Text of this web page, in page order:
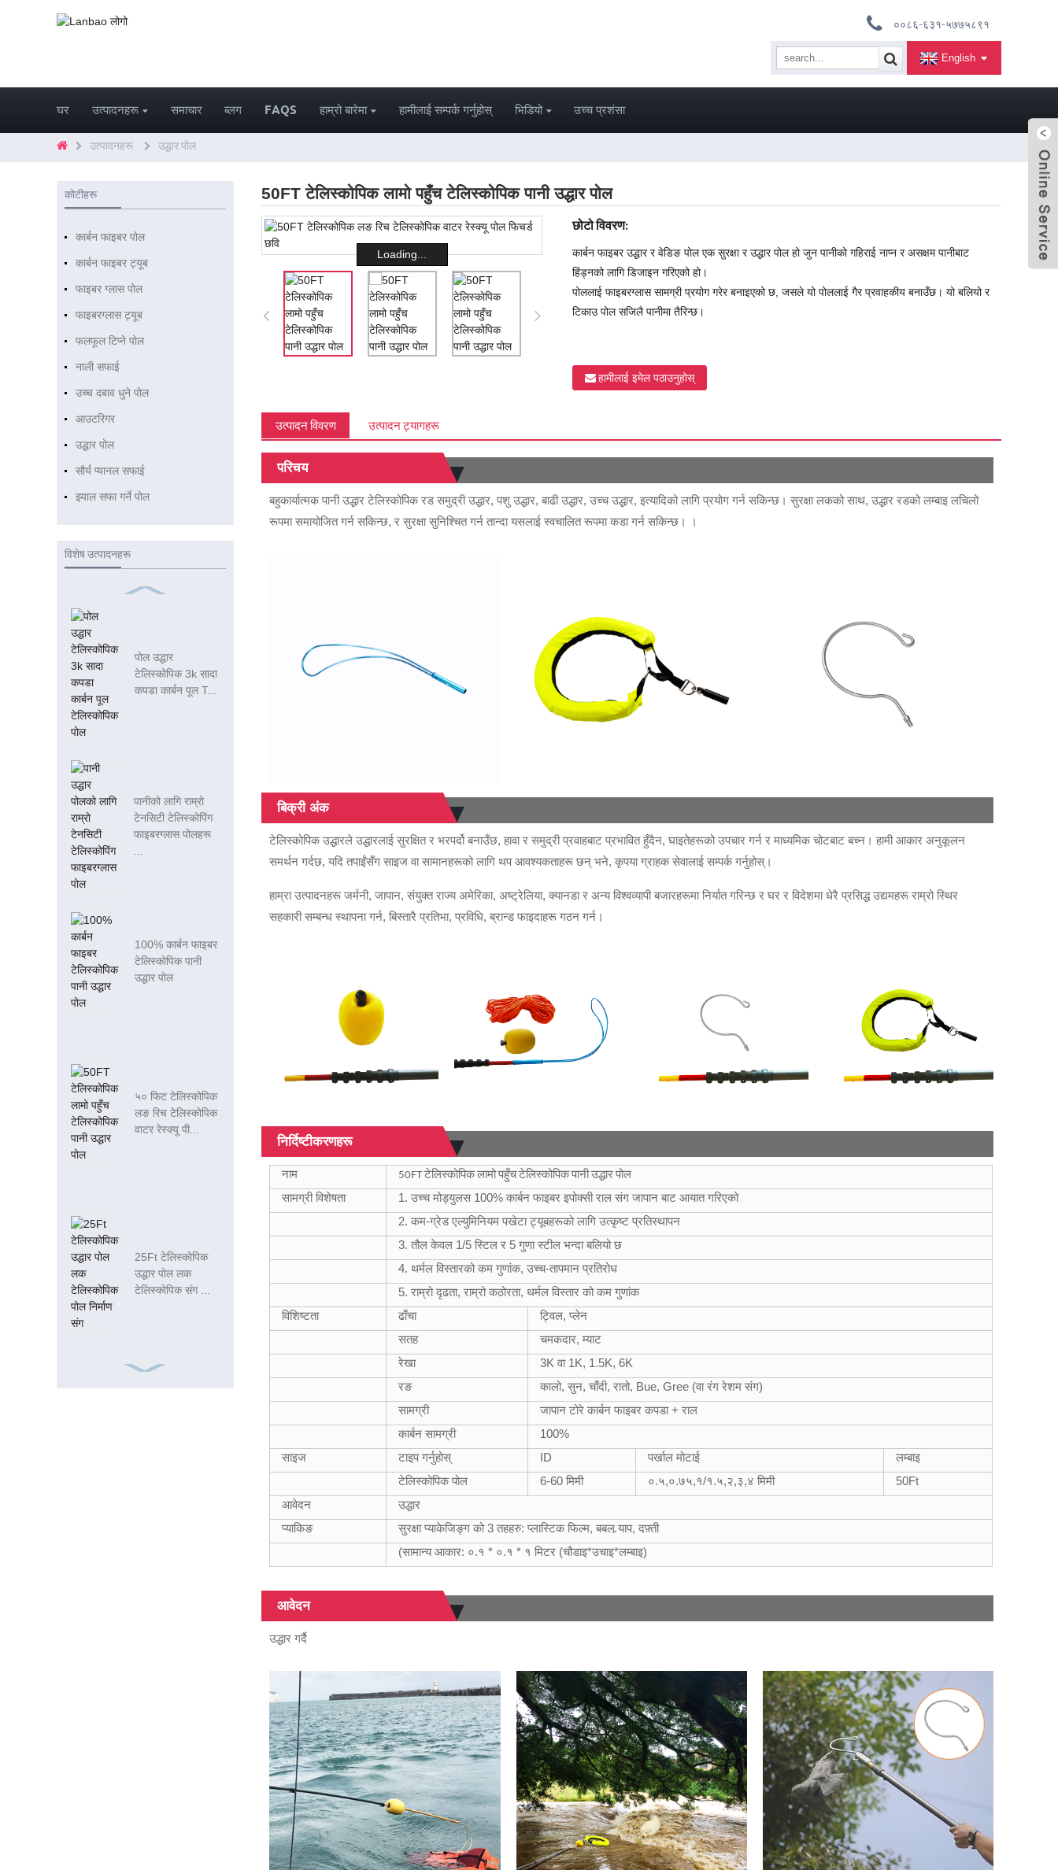
००८६-६३१-५७७५८९१
English
घर उत्पादनहरू समाचार ब्लग FAQS हाम्रो बारेमा हामीलाई सम्पर्क गर्नुहोस् भिडियो उच्च प्रशंसा
उत्पादनहरू उद्धार पोल
कोटीहरू
कार्बन फाइबर पोल
कार्बन फाइबर ट्यूब
फाइबर ग्लास पोल
फाइबरग्लास ट्यूब
फलफूल टिप्ने पोल
नाली सफाई
उच्च दबाव धुने पोल
आउटरिगर
उद्धार पोल
सौर्य प्यानल सफाई
झ्याल सफा गर्ने पोल
विशेष उत्पादनहरू
पोल उद्धार
टेलिस्कोपिक 3k सादा
कपडा कार्बन पूल T...
पानीको लागि राम्रो
टेनसिटी टेलिस्कोपिंग
फाइबरग्लास पोलहरू
...
100% कार्बन फाइबर
टेलिस्कोपिक पानी
उद्धार पोल
५० फिट टेलिस्कोपिक
लङ रिच टेलिस्कोपिक
वाटर रेस्क्यू पी...
25Ft टेलिस्कोपिक
उद्धार पोल लक
टेलिस्कोपिक संग ...
50FT टेलिस्कोपिक लामो पहुँच टेलिस्कोपिक पानी उद्धार पोल
Loading...
छोटो विवरण:
कार्बन फाइबर उद्धार र वेडिङ पोल एक सुरक्षा र उद्धार पोल हो जुन पानीको गहिराई नाप्न र असक्षम पानीबाट
हिंड्नको लागि डिजाइन गरिएको हो।
पोललाई फाइबरग्लास सामग्री प्रयोग गरेर बनाइएको छ, जसले यो पोललाई गैर प्रवाहकीय बनाउँछ। यो बलियो र
टिकाउ पोल सजिलै पानीमा तैरिन्छ।
हामीलाई इमेल पठाउनुहोस्
उत्पादन विवरण उत्पादन ट्यागहरू
परिचय
बहुकार्यात्मक पानी उद्धार टेलिस्कोपिक रड समुद्री उद्धार, पशु उद्धार, बाढी उद्धार, उच्च उद्धार, इत्यादिको लागि प्रयोग गर्न सकिन्छ। सुरक्षा लकको साथ, उद्धार रडको लम्बाइ लचिलो
रूपमा समायोजित गर्न सकिन्छ, र सुरक्षा सुनिश्चित गर्न तान्दा यसलाई स्वचालित रूपमा कडा गर्न सकिन्छ। ।
बिक्री अंक
टेलिस्कोपिक उद्धारले उद्धारलाई सुरक्षित र भरपर्दो बनाउँछ, हावा र समुद्री प्रवाहबाट प्रभावित हुँदैन, घाइतेहरूको उपचार गर्न र माध्यमिक चोटबाट बच्न। हामी आकार अनुकूलन
समर्थन गर्दछ, यदि तपाईंसँग साइज वा सामानहरूको लागि थप आवश्यकताहरू छन् भने, कृपया ग्राहक सेवालाई सम्पर्क गर्नुहोस्।
हाम्रा उत्पादनहरू जर्मनी, जापान, संयुक्त राज्य अमेरिका, अष्ट्रेलिया, क्यानडा र अन्य विश्वव्यापी बजारहरूमा निर्यात गरिन्छ र घर र विदेशमा धेरै प्रसिद्ध उद्यमहरू राम्रो स्थिर
सहकारी सम्बन्ध स्थापना गर्न, बिस्तारै प्रतिभा, प्रविधि, ब्रान्ड फाइदाहरू गठन गर्न।
निर्दिष्टीकरणहरू
नाम 50FT टेलिस्कोपिक लामो पहुँच टेलिस्कोपिक पानी उद्धार पोल
सामग्री विशेषता
1. उच्च मोड्युलस 100% कार्बन फाइबर इपोक्सी राल संग जापान बाट आयात गरिएको
2. कम-ग्रेड एल्युमिनियम पखेटा ट्यूबहरूको लागि उत्कृष्ट प्रतिस्थापन
3. तौल केवल 1/5 स्टिल र 5 गुणा स्टील भन्दा बलियो छ
4. थर्मल विस्तारको कम गुणांक, उच्च-तापमान प्रतिरोध
5. राम्रो दृढता, राम्रो कठोरता, थर्मल विस्तार को कम गुणांक
विशिष्टता
ढाँचा
ट्विल, प्लेन
सतह
चमकदार, म्याट
रेखा
3K वा 1K, 1.5K, 6K
रङ
कालो, सुन, चाँदी, रातो, Bue, Gree (वा रंग रेशम संग)
सामग्री
जापान टोरे कार्बन फाइबर कपडा + राल
कार्बन सामग्री
100%
साइज
टाइप गर्नुहोस् ID पर्खाल मोटाई
लम्बाइ
टेलिस्कोपिक पोल
6-60 मिमी ०.५,०.७५,१/१.५,२,३,४ मिमी 50Ft
आवेदन
उद्धार
प्याकिङ
सुरक्षा प्याकेजिङ्ग को 3 तहहरु: प्लास्टिक फिल्म, बबल र्‍याप, दफ़्ती
(सामान्य आकार: ०.१ * ०.१ * १ मिटर (चौडाइ*उचाइ*लम्बाइ)
आवेदन
उद्धार गर्दै